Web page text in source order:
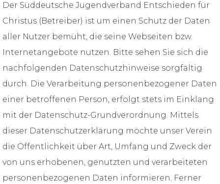
Der Süddeutsche Jugendverband Entschieden für
Christus (Betreiber) ist um einen Schutz der Daten
aller Nutzer bemüht, die seine Webseiten bzw.
Internetangebote nutzen. Bitte sehen Sie sich die
nachfolgenden Datenschutzhinweise sorgfältig
durch. Die Verarbeitung personenbezogener Daten
einer betroffenen Person, erfolgt stets im Einklang
mit der Datenschutz-Grundverordnung. Mittels
dieser Datenschutzerklärung möchte unser Verein
die Öffentlichkeit über Art, Umfang und Zweck der
von uns erhobenen, genutzten und verarbeiteten
personenbezogenen Daten informieren. Ferner